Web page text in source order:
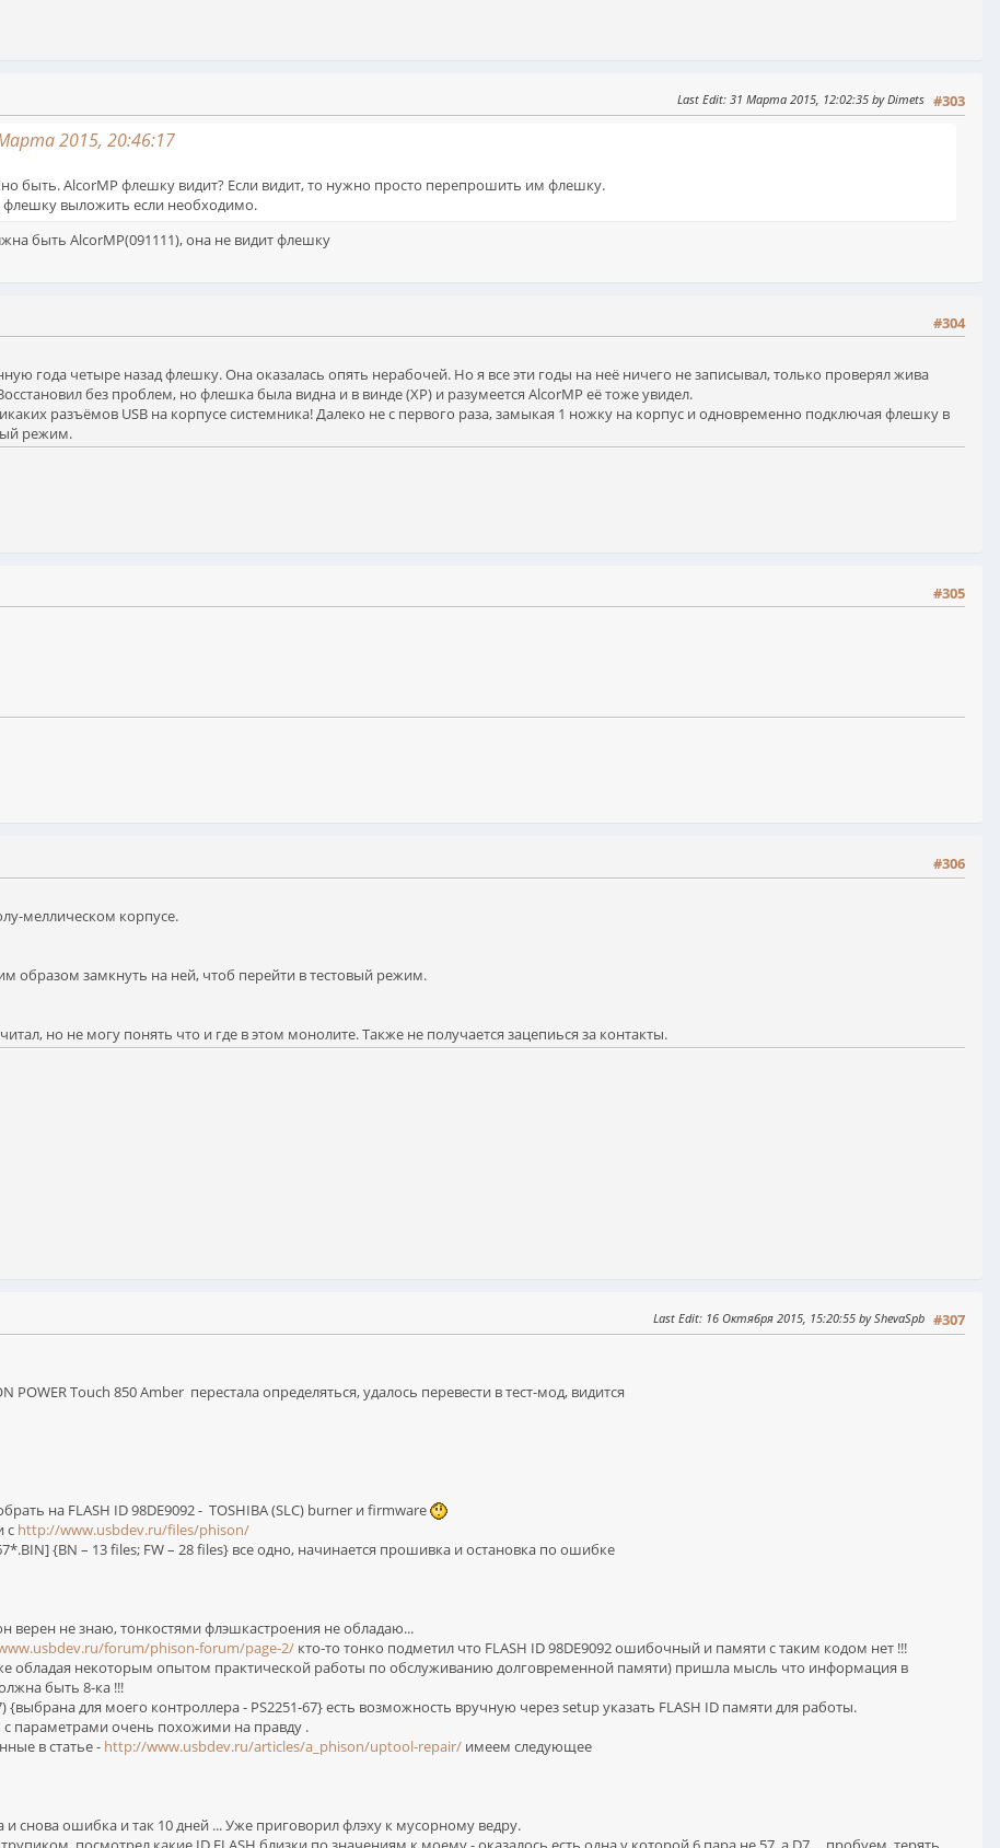
#303
Last Edit: 31 Марта 2015, 12:02:35 by Dimets
2015, 20:46:17
быть. AlcorMP флешку видит? Если видит, то нужно просто перепрошить им флешку.
выложить если необходимо.
быть AlcorMP(091111), она не видит флешку
#304
года четыре назад флешку. Она оказалась опять нерабочей. Но я все эти годы на неё ничего не записывал, только проверял жива
без проблем, но флешка была видна и в винде (XP) и разумеется AlcorMP её тоже увидел.
разъёмов USB на корпусе системника! Далеко не с первого раза, замыкая 1 ножку на корпус и одновременно подключая флешку в
режим.
#305
#306
меллическом корпусе.
образом замкнуть на ней, чтоб перейти в тестовый режим.
но не могу понять что и где в этом монолите. Также не получается зацепиься за контакты.
#307
Last Edit: 16 Октября 2015, 15:20:55 by ShevaSpb
POWER Touch 850 Amber перестала определяться, удалось перевести в тест-мод, видится
на FLASH ID 98DE9092 - TOSHIBA (SLC) burner и firmware
с http://www.usbdev.ru/files/phison/
{BN – 13 files; FW – 28 files} все одно, начинается прошивка и остановка по ошибке
верен не знаю, тонкостями флэшкастроения не обладаю...
forum/phison-forum/page-2/ кто-то тонко подметил что FLASH ID 98DE9092 ошибочный и памяти с таким кодом нет !!!
обладая некоторым опытом практической работы по обслуживанию долговременной памяти) пришла мысль что информация в
быть 8-ка !!!
{выбрана для моего контроллера - PS2251-67} есть возможность вручную через setup указать FLASH ID памяти для работы.
с параметрами очень похожими на правду .
в статье - http://www.usbdev.ru/articles/a_phison/uptool-repair/ имеем следующее
снова ошибка и так 10 дней ... Уже приговорил флэху к мусорному ведру.